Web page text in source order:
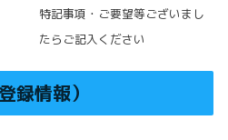
特記事項・ご要望等ございまし
たらご記入ください
録情報）